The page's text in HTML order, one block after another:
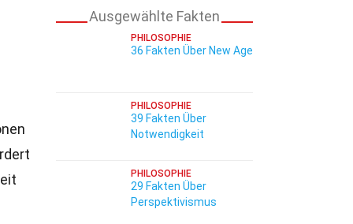
Ausgewählte Fakten
PHILOSOPHIE
36 Fakten Über New Age
PHILOSOPHIE
39 Fakten Über
Notwendigkeit
PHILOSOPHIE
29 Fakten Über
Perspektivismus